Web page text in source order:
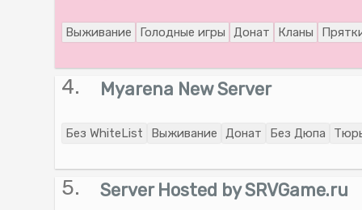
Выживание Голодные игры Донат Кланы
4. Myarena New Server
Без WhiteList Выживание Донат Без Дюпа
5. Server Hosted by SRVGame.ru